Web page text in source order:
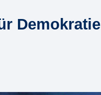
Demokratie